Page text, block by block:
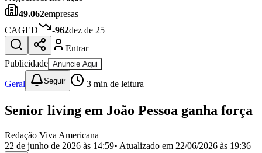
Anuncie no Portal
Cadastrar Empresa
Divulgar Vagas
Publicidade Legal
Política
Eleições
Segurança
Cultura
Meio Ambiente
Obras
Educação
49.062empresas
CAGED
-962dez de 25
Entrar
Publicidade Anuncie Aqui
Geral Seguir 3 min de leitura
Senior living em João Pessoa ganha força
Redação Viva Americana
22 de junho de 2026 às 14:59• Atualizado em 22/06/2026 às 19:36